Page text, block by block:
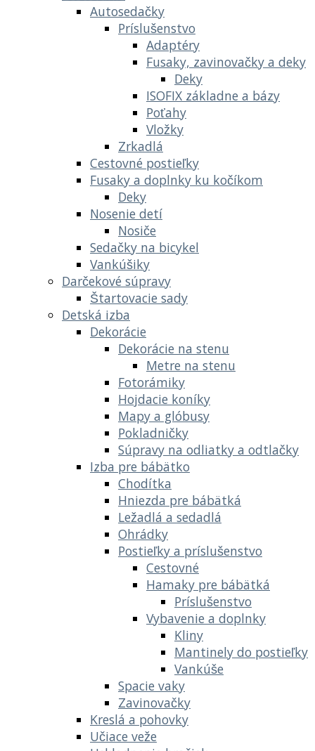
Autosedačky
Príslušenstvo
Adaptéry
Fusaky, zavinovačky a deky
Deky
ISOFIX základne a bázy
Poťahy
Vložky
Zrkadlá
Cestovné postieľky
Fusaky a doplnky ku kočíkom
Deky
Nosenie detí
Nosiče
Sedačky na bicykel
Vankúšiky
Darčekové súpravy
Štartovacie sady
Detská izba
Dekorácie
Dekorácie na stenu
Metre na stenu
Fotorámiky
Hojdacie koníky
Mapy a glóbusy
Pokladničky
Súpravy na odliatky a odtlačky
Izba pre bábätko
Chodítka
Hniezda pre bábätká
Ležadlá a sedadlá
Ohrádky
Postieľky a príslušenstvo
Cestovné
Hamaky pre bábätká
Príslušenstvo
Vybavenie a doplnky
Kliny
Mantinely do postieľky
Vankúše
Spacie vaky
Zavinovačky
Kreslá a pohovky
Učiace veže